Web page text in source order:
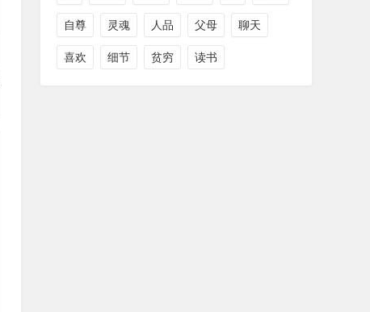
自尊 灵魂 人品 父母 聊天
喜欢 细节 贫穷 读书